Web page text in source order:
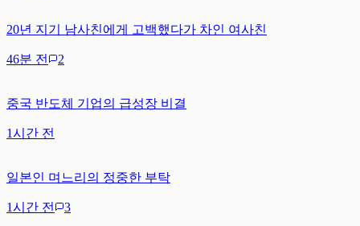
20년 지기 남사친에게 고백했다가 차인 여사친
46분 전 2
중국 반도체 기업의 급성장 비결
1시간 전
일본인 며느리의 정중한 부탁
1시간 전 3